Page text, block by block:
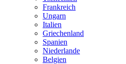
Frankreich
Ungarn
Italien
Griechenland
Spanien
Niederlande
Belgien